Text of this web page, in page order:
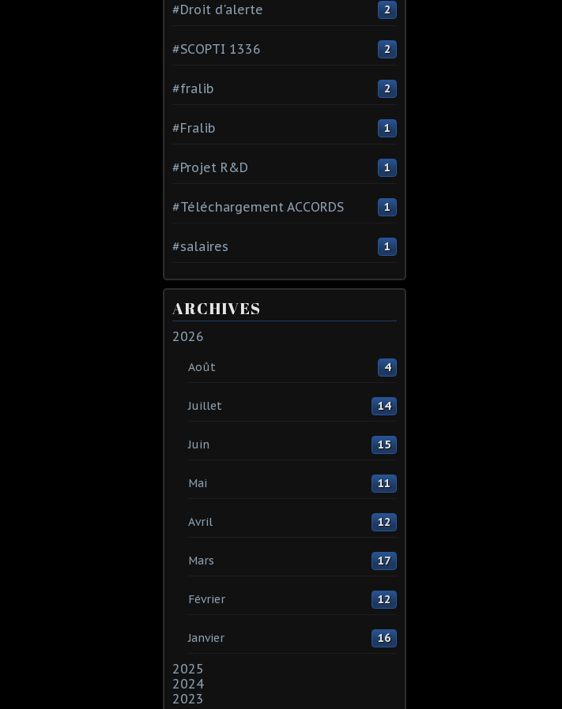
#Droit d'alerte 2
#SCOPTI 1336 2
#fralib 2
#Fralib 1
#Projet R&D 1
#Téléchargement ACCORDS 1
#salaires 1
ARCHIVES
2026
Août 4
Juillet 14
Juin 15
Mai 11
Avril 12
Mars 17
Février 12
Janvier 16
2025
2024
2023